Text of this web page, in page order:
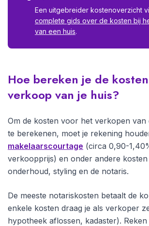
Een uitgebreider kostenoverzicht
complete gids over de kosten bij
van een huis.
Hoe bereken je de
verkoop van je huis?
Om de kosten voor het verkopen van
te berekenen, moet je rekening
makelaarscourtage (circa 0,90-
verkoopprijs) en onder andere
onderhoud, styling en de notaris.
De meeste notariskosten betaalt de
enkele kosten draag je als verkoper
hypotheek aflossen, kadaster). Reken